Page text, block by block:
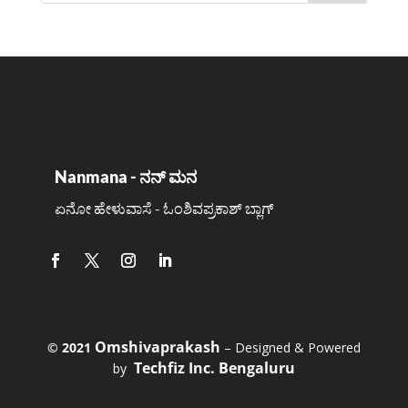
Nanmana - ನನ್ ಮನ
ಏನೋ ಹೇಳುವಾಸೆ - ಓಂಶಿವಪ್ರಕಾಶ್ ಬ್ಲಾಗ್
©️ 2021 Omshivaprakash – Designed & Powered
by Techfiz Inc. Bengaluru